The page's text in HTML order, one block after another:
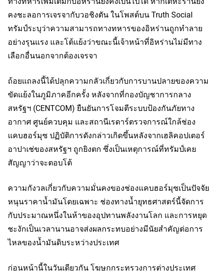
คงชะลอการเจรจากับวอชิงตัน ในโพสต์บน Truth Social
ทรัมป์ระบุว่าความสามารถทางทหารของอิหร่านถูกทำลาย
อย่างรุนแรง และโต้แย้งว่าขณะนี้เจ้าหน้าที่อิหร่านไม่มีทาง
เลือกอื่นนอกจากต้องเจรจา
ถ้อยแถลงนี้ได้ปลุกความกลัวเกี่ยวกับการบานปลายของความ
ขัดแย้งในภูมิภาคอีกครั้ง หลังจากที่กองบัญชาการกลาง
สหรัฐฯ (CENTCOM) ยืนยันการโจมตีระบบป้องกันภัยทาง
อากาศ ศูนย์ควบคุม และสถานีเรดาร์ตรวจการณ์ใกล้ช่อง
แคบฮอร์มุซ ปฏิบัติการดังกล่าวเกิดขึ้นหลังจากเฮลิคอปเตอร์
อาปาเช่ของสหรัฐฯ ถูกยิงตก ซึ่งเป็นเหตุการณ์ที่ทรัมป์เคย
สัญญาว่าจะตอบโต้
ความกังวลเกี่ยวกับความมั่นคงของช่องแคบฮอร์มุซเป็นปัจจัย
หนุนราคาน้ำมันโดยเฉพาะ ช่องทางน้ำยุทธศาสตร์นี้จัดการ
กับประมาณหนึ่งในห้าของอุปทานพลังงานโลก และการหยุด
ชะงักเป็นเวลานานอาจส่งผลกระทบอย่างมีนัยสำคัญต่อการ
ไหลของน้ำมันดิบระหว่างประเทศ
ก่อนหน้านี้ในวันเดียวกัน โฆษกกระทรวงการต่างประเทศ